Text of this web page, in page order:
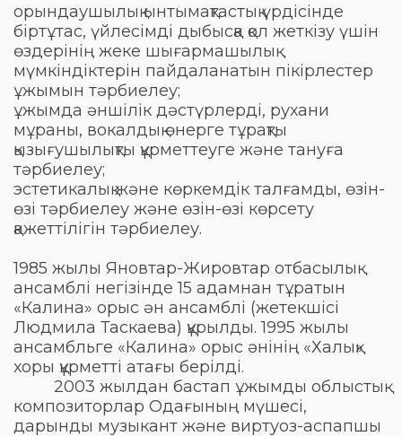
орындаушылық ынтымақтастық үрдісінде
біртұтас, үйлесімді дыбысқа қол жеткізу үшін
өздерінің жеке шығармашылық
мүмкіндіктерін пайдаланатын пікірлестер
ұжымын тәрбиелеу;
ұжымда әншілік дәстүрлерді, рухани
мұраны, вокалдық өнерге тұрақты
қызығушылықты құрметтеуге және тануға
тәрбиелеу;
эстетикалық және көркемдік талғамды, өзін-
өзі тәрбиелеу және өзін-өзі көрсету
қажеттілігін тәрбиелеу.
1985 жылы Яновтар-Жировтар отбасылық
ансамблі негізінде 15 адамнан тұратын
«Калина» орыс ән ансамблі (жетекшісі
Людмила Таскаева) құрылды. 1995 жылы
ансамбльге «Калина» орыс әнінің «Халық»
хоры құрметті атағы берілді.
2003 жылдан бастап ұжымды облыстық
композиторлар Одағының мүшесі,
дарынды музыкант және виртуоз-аспапшы